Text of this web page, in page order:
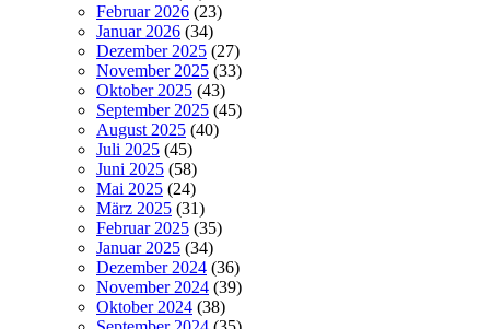
Februar 2026 (23)
Januar 2026 (34)
Dezember 2025 (27)
November 2025 (33)
Oktober 2025 (43)
September 2025 (45)
August 2025 (40)
Juli 2025 (45)
Juni 2025 (58)
Mai 2025 (24)
März 2025 (31)
Februar 2025 (35)
Januar 2025 (34)
Dezember 2024 (36)
November 2024 (39)
Oktober 2024 (38)